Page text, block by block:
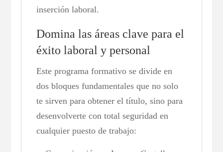
inserción laboral.
Domina las áreas clave para el
éxito laboral y personal
Este programa formativo se divide en
dos bloques fundamentales que no solo
te sirven para obtener el título, sino para
desenvolverte con total seguridad en
cualquier puesto de trabajo: